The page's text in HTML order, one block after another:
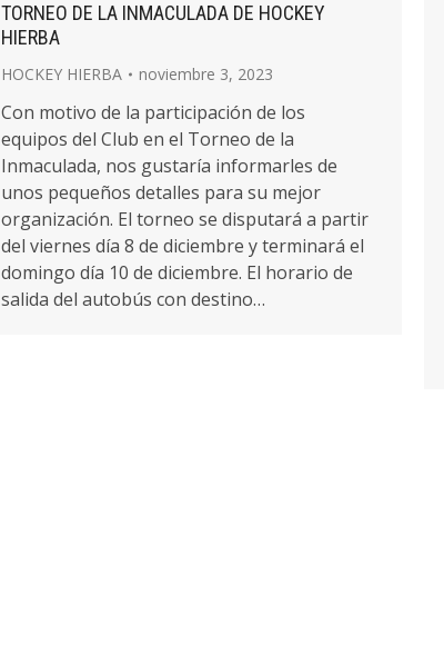
TORNEO DE LA INMACULADA DE HOCKEY
HIERBA
HOCKEY HIERBA noviembre 3, 2023
Con motivo de la participación de los
equipos del Club en el Torneo de la
Inmaculada, nos gustaría informarles de
unos pequeños detalles para su mejor
organización. El torneo se disputará a partir
del viernes día 8 de diciembre y terminará el
domingo día 10 de diciembre. El horario de
salida del autobús con destino…